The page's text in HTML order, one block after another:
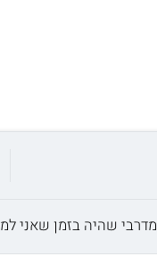
מדרבי שהיה בזמן שאני